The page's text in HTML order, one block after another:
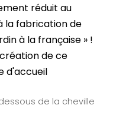
réduit au
la fabrication de
à la française » !
de ce
d'accueil
de la cheville